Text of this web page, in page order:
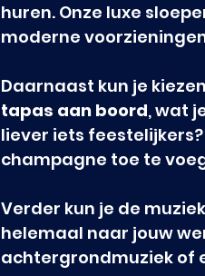
huren. Onze luxe
moderne
Daarnaast kun je
tapas aan boord, wat
liever iets
champagne toe te
Verder kun je de
helemaal naar jouw
achtergrondmuziek of